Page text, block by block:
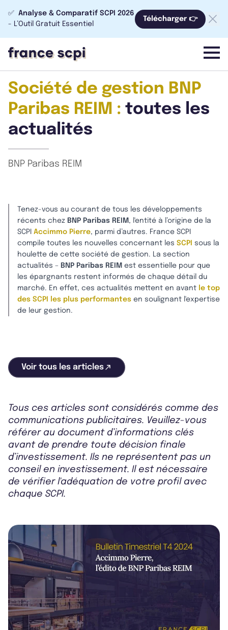
✅ Analyse & Comparatif SCPI 2026
- L’Outil Gratuit Essentiel
Télécharger 👉
menu
Société de gestion BNP
Paribas REIM : toutes les
actualités
BNP Paribas REIM
Tenez-vous au courant de tous les développements
récents chez BNP Paribas REIM , l'entité à l’origine de la
SCPI Accimmo Pierre, parmi d’autres. France SCPI
compile toutes les nouvelles concernant les SCPI
sous la
houlette de cette société de gestion. La section
actualités – BNP Paribas REIM est essentielle pour que
les épargnants restent informés de chaque détail du
marché. En effet, ces actualités mettent en avant le top
des SCPI les plus performantes en soulignant l'expertise
de leur gestion.
Voir tous les articles
Tous ces articles sont considérés comme des
communications publicitaires. Veuillez-vous
référer au document d’informations clés
avant de prendre toute décision finale
d’investissement. Ils ne représentent pas un
conseil en investissement. Il est nécessaire
de vérifier l'adéquation de votre profil avec
chaque SCPI.